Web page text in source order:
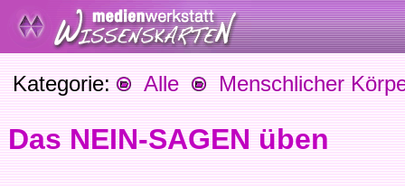
Kategorie: Alle Menschlicher
Das NEIN-SAGEN üben